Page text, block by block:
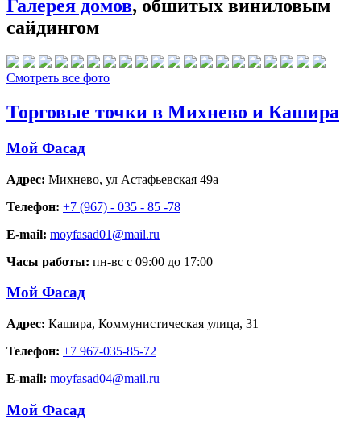
Галерея домов, обшитых виниловым
сайдингом
Смотреть все фото
Торговые точки в Михнево и Кашира
Мой Фасад
Адрес: Михнево, ул Астафьевская 49а
Телефон: +7 (967) - 035 - 85 -78
E-mail: moyfasad01@mail.ru
Часы работы: пн-вс с 09:00 до 17:00
Мой Фасад
Адрес: Кашира, Коммунистическая улица, 31
Телефон: +7 967-035-85-72
E-mail: moyfasad04@mail.ru
Мой Фасад